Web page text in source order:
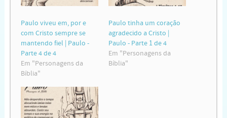
Paulo viveu em, por e
com Cristo sempre se
mantendo fiel | Paulo -
Parte 4 de 4
Em "Personagens da
Bíblia"
Paulo tinha um coração
agradecido a Cristo |
Paulo - Parte 1 de 4
Em "Personagens da
Bíblia"